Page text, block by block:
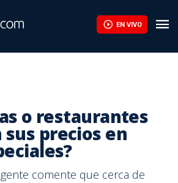
EN VIVO
o restaurantes
precios en
comente que cerca de